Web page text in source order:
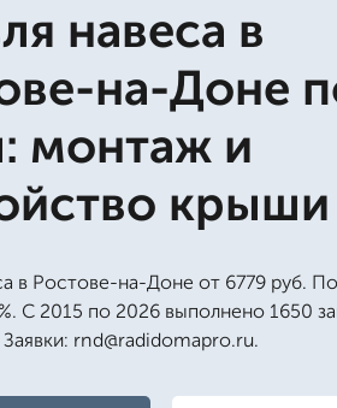
навеса в
на-Доне
монтаж и
крыши
в Ростове-на-Доне от 6779 руб.
С 2015 по 2026 выполнено 1650
rnd@radidomapro.ru.